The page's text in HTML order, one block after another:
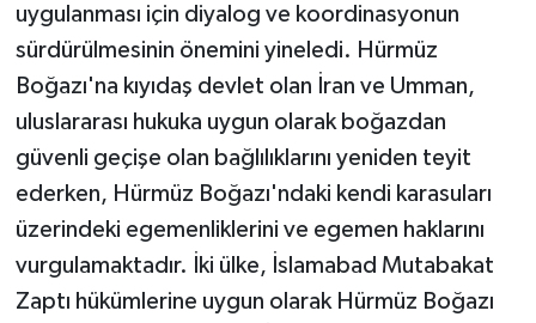
uygulanması için diyalog ve koordinasyonun
sürdürülmesinin önemini yineledi. Hürmüz
Boğazı'na kıyıdaş devlet olan İran ve Umman,
uluslararası hukuka uygun olarak boğazdan
güvenli geçişe olan bağlılıklarını yeniden teyit
ederken, Hürmüz Boğazı'ndaki kendi karasuları
üzerindeki egemenliklerini ve egemen haklarını
vurgulamaktadır. İki ülke, İslamabad Mutabakat
Zaptı hükümlerine uygun olarak Hürmüz Boğazı